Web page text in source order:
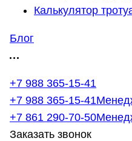
Калькулятор
Блог
+7 988 365-15-41
+7 988 365-15-41
+7 861 290-70-50
Заказать звонок